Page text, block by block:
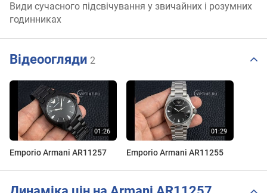
Види сучасного підсвічування у звичайних і розумних
годинниках
Відеоогляди 2
Emporio Armani AR11257 Emporio Armani AR11255